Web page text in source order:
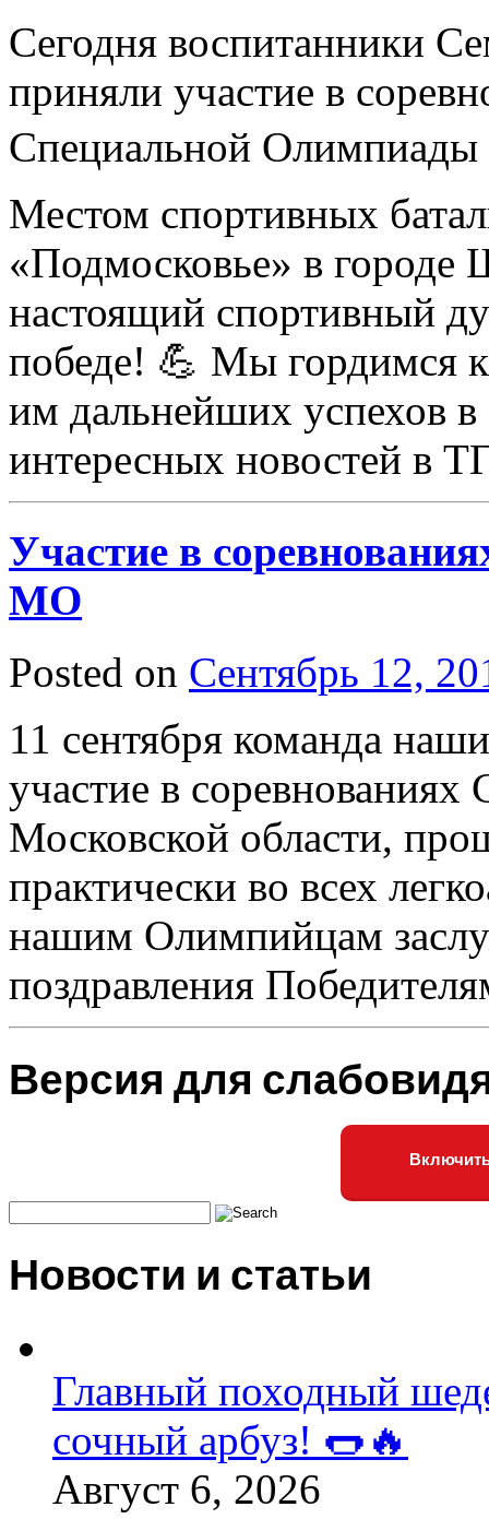
Сегодня воспитанники
приняли участие в
Специальной Олимпиады
Местом спортивных
«Подмосковье» в городе
настоящий спортивный
победе! 💪 Мы гордимся
им дальнейших успехов
интересных новостей в
Участие в
МО
Posted on Сентябрь 12,
11 сентября команда
участие в
Московской области,
практически во всех
нашим Олимпийцам
поздравления
Версия для
Новости и статьи
Главный походный
сочный арбуз! 🌭🔥
Август 6, 2026